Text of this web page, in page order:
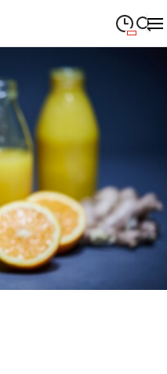
Suche schließen
09:00
09:00—19:00
09:00—19:00